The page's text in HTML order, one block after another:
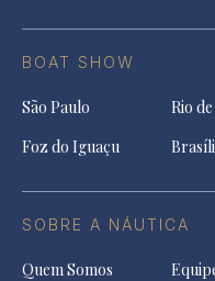
BOAT SHOW
São Paulo Rio
Foz do Iguaçu
SOBRE A NÁUTICA
Quem Somos